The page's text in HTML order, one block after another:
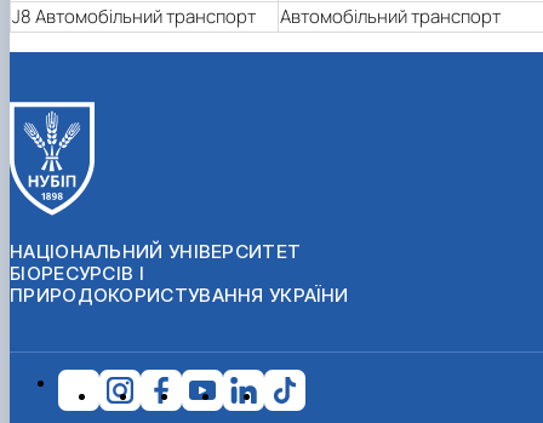
J8 Автомобільний транспорт
Автомобільний транспорт
НАЦІОНАЛЬНИЙ УНІВЕРСИТЕТ
БІОРЕСУРСІВ І
ПРИРОДОКОРИСТУВАННЯ УКРАЇНИ